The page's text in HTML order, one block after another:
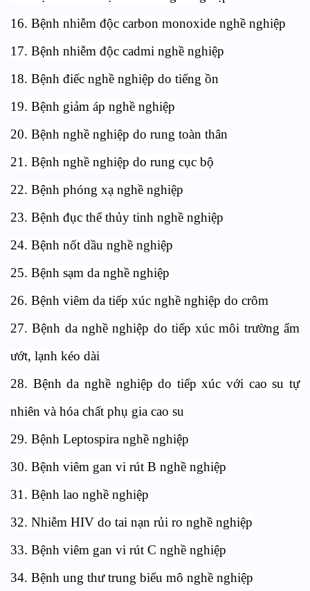
16. Bệnh nhiễm độc carbon monoxide nghề nghiệp
17. Bệnh nhiễm độc cadmi nghề nghiệp
18. Bệnh điếc nghề nghiệp do tiếng ồn
19. Bệnh giảm áp nghề nghiệp
20. Bệnh nghề nghiệp do rung toàn thân
21. Bệnh nghề nghiệp do rung cục bộ
22. Bệnh phóng xạ nghề nghiệp
23. Bệnh đục thể thủy tinh nghề nghiệp
24. Bệnh nốt dầu nghề nghiệp
25. Bệnh sạm da nghề nghiệp
26. Bệnh viêm da tiếp xúc nghề nghiệp do crôm
27. Bệnh da nghề nghiệp do tiếp xúc môi trường ẩm
ướt, lạnh kéo dài
28. Bệnh da nghề nghiệp do tiếp xúc với cao su tự
nhiên và hóa chất phụ gia cao su
29. Bệnh Leptospira nghề nghiệp
30. Bệnh viêm gan vi rút B nghề nghiệp
31. Bệnh lao nghề nghiệp
32. Nhiễm HIV do tai nạn rủi ro nghề nghiệp
33. Bệnh viêm gan vi rút C nghề nghiệp
34. Bệnh ung thư trung biểu mô nghề nghiệp